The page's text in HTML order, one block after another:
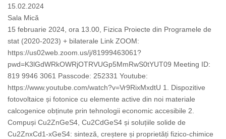
15.02.2024
Sala Mică
15 februarie 2024, ora 13.00, Fizica Proiecte din Programele de
stat (2020-2023) + bilaterale Link ZOOM:
https://us02web.zoom.us/j/81999463061?
pwd=K3lGdWRkOWRjOTRVUGp5MmRwS0tYUT09 Meeting ID:
819 9946 3061 Passcode: 252331 Youtube:
https://www.youtube.com/watch?v=Vr9RixMxdtU 1. Dispozitive
fotovoltaice și fotonice cu elemente active din noi materiale
calcogenice obținute prin tehnologii economic accesibile 2.
Compuși Cu2ZnGeS4, Cu2CdGeS4 și soluțiile solide de
Cu2ZnxCd1-xGeS4: sinteză, creștere și proprietăți fizico-chimice